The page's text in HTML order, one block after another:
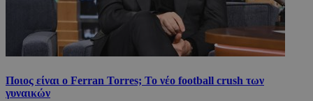
Ποιος είναι ο Ferran Torres; Το νέο football crush των
γυναικών